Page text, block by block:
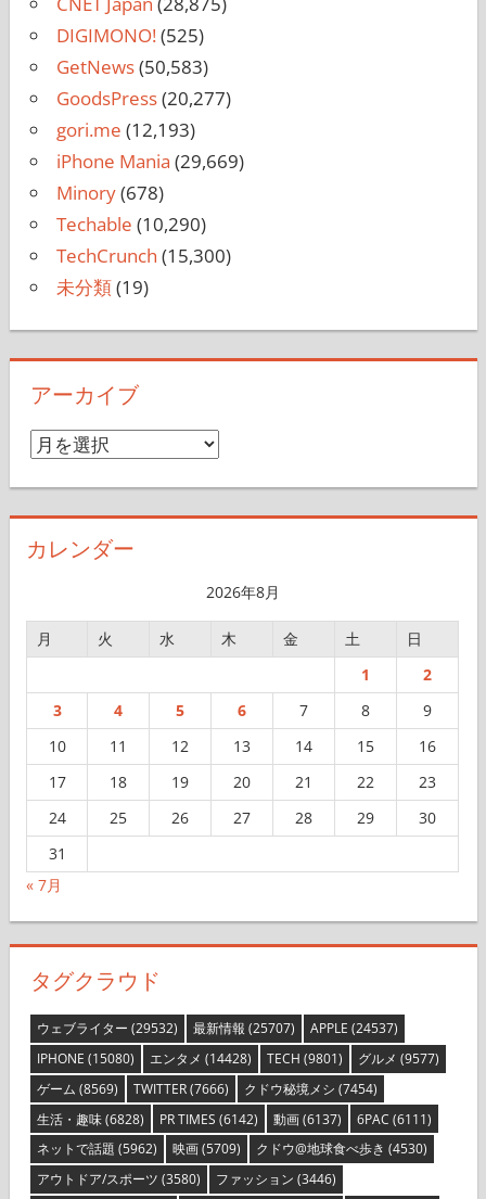
DIGIMONO!(525)
GetNews(50,583)
GoodsPress(20,277)
gori.me (12,193)
iPhone Mania (29,669)
Minory(678)
Techable (10,290)
TechCrunch (15,300)
未分類(19)
アーカイブ
ア
イ
カレンダー
2026年8月
月 火 水 木 金 土
日
1
2
3
4 5 6 7 8
9
10
11 12 13 14 15
16
17
18 19 20 21 22
23
24
25 26 27 28 29
30
31
« 7月
タグクラウド
ウェブライター (29532) 最新情報 (25707) APPLE (24537)
IPHONE (15080) エンタメ (14428) TECH (9801) グルメ (9577)
ゲーム (8569) TWITTER(7666) クドウ秘境メシ (7454)
生活・趣味(6828) PR TIMES (6142) 動画(6137) 6PAC (6111)
ネットで話題 (5962) 映画(5709) クドウ@地球食べ歩き (4530)
アウトドア/スポーツ (3580) ファッション (3446)